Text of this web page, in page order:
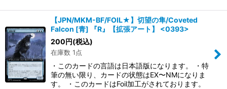
【JPN/MKM-BF/FOIL★】切望の隼/Coveted
Falcon [青] 『R』【拡張アート】 <0393>
200円(税込)
在庫数 1点
・このカードの言語は日本語版になります。 ・特
筆の無い限り、カードの状態はEX〜NMになりま
す。 ・このカードはFoil加工がされております。